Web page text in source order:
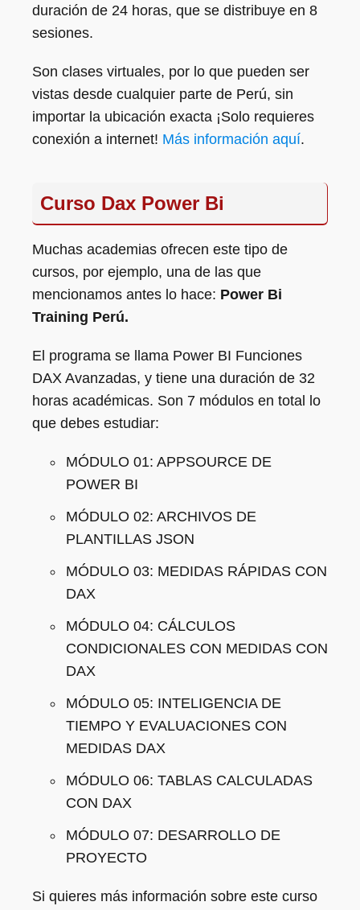
duración de 24 horas, que se distribuye en 8
sesiones.
Son clases virtuales, por lo que pueden ser
vistas desde cualquier parte de Perú, sin
importar la ubicación exacta ¡Solo requieres
conexión a internet! Más información aquí.
Curso Dax Power Bi
Muchas academias ofrecen este tipo de
cursos, por ejemplo, una de las que
mencionamos antes lo hace: Power Bi
Training Perú.
El programa se llama Power BI Funciones
DAX Avanzadas, y tiene una duración de 32
horas académicas. Son 7 módulos en total lo
que debes estudiar:
MÓDULO 01: APPSOURCE DE
POWER BI
MÓDULO 02: ARCHIVOS DE
PLANTILLAS JSON
MÓDULO 03: MEDIDAS RÁPIDAS CON
DAX
MÓDULO 04: CÁLCULOS
CONDICIONALES CON MEDIDAS CON
DAX
MÓDULO 05: INTELIGENCIA DE
TIEMPO Y EVALUACIONES CON
MEDIDAS DAX
MÓDULO 06: TABLAS CALCULADAS
CON DAX
MÓDULO 07: DESARROLLO DE
PROYECTO
Si quieres más información sobre este curso